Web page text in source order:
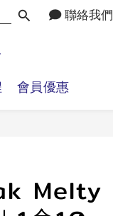
聯絡我們
會員優惠
Melty